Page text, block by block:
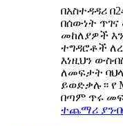
በአስተዳዳሪ
በሰውነት
መከለያዎች
ተግዳሮቶች
እነዚህን
ለመፍታት
ይወድቃሉ። የ
በጣም ጥሩ
ተጨማሪ